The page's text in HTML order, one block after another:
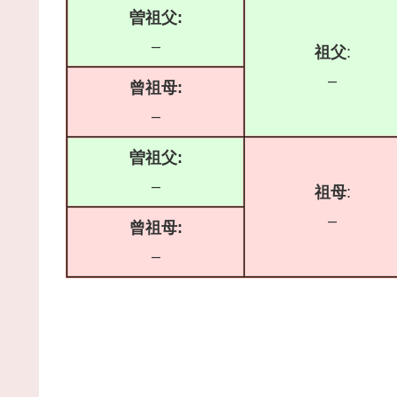
曽祖父:
–
祖父:
–
曾祖母:
–
曽祖父:
–
祖母:
–
曾祖母:
–